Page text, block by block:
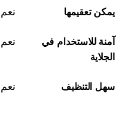
يمكن تعقيمها نعم
آمنة للاستخدام في
الجلاية
نعم
سهل التنظيف نعم